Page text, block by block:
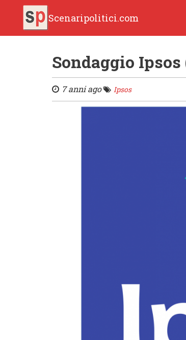
Scenaripolitici.com
Sondaggio
7 anni ago Ipsos